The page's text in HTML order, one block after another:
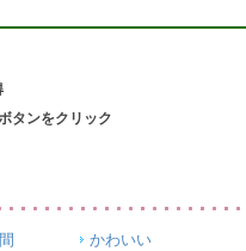
タンをクリック
かわいい